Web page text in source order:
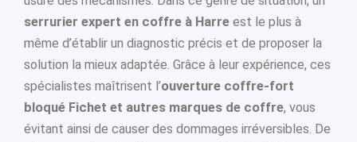
serrurier expert en coffre à Harre est le plus à
même d’établir un diagnostic précis et de proposer la
solution la mieux adaptée. Grâce à leur expérience, ces
spécialistes maîtrisent l’ouverture coffre-fort
bloqué Fichet et autres marques de coffre, vous
évitant ainsi de causer des dommages irréversibles. De